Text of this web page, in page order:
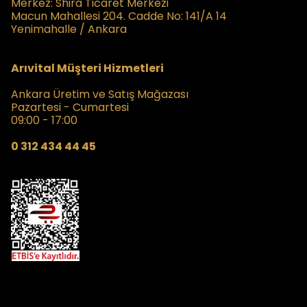
Macun Mahallesi 204. Cadde No: 141/A 14
Yenimahalle / Ankara
Arıvital Müşteri Hizmetleri
Ankara Üretim ve Satış Mağazası
Pazartesi - Cumartesi
09:00 - 17:00
0 312 434 44 45